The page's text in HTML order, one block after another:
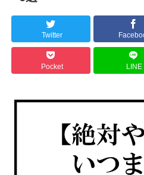
Twitter
Pocket LINE